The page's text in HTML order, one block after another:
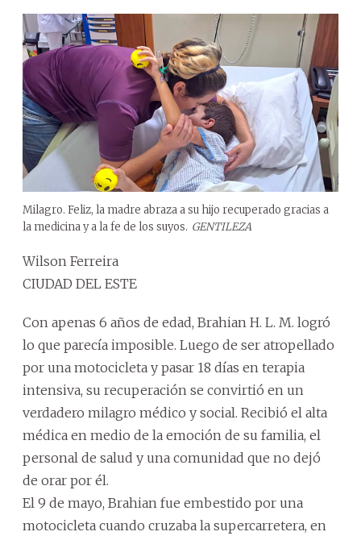
Milagro. Feliz, la madre abraza a su hijo recuperado gracias a
la medicina y a la fe de los suyos. GENTILEZA
Wilson Ferreira
CIUDAD DEL ESTE
Con apenas 6 años de edad, Brahian H. L. M. logró
lo que parecía imposible. Luego de ser atropellado
por una motocicleta y pasar 18 días en terapia
intensiva, su recuperación se convirtió en un
verdadero milagro médico y social. Recibió el alta
médica en medio de la emoción de su familia, el
personal de salud y una comunidad que no dejó
de orar por él.
El 9 de mayo, Brahian fue embestido por una
motocicleta cuando cruzaba la supercarretera, en